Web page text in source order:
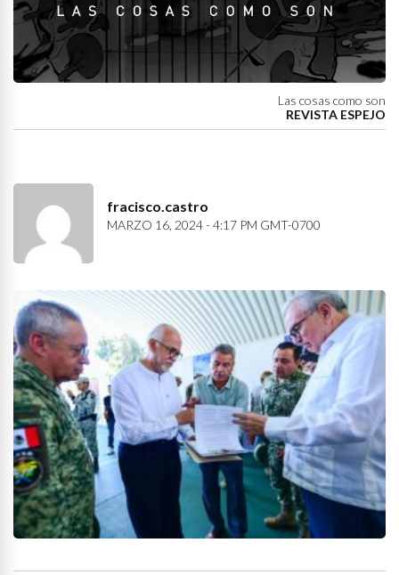
Las cosas como son
REVISTA ESPEJO
fracisco.castro
MARZO 16, 2024 - 4:17 PM GMT-0700